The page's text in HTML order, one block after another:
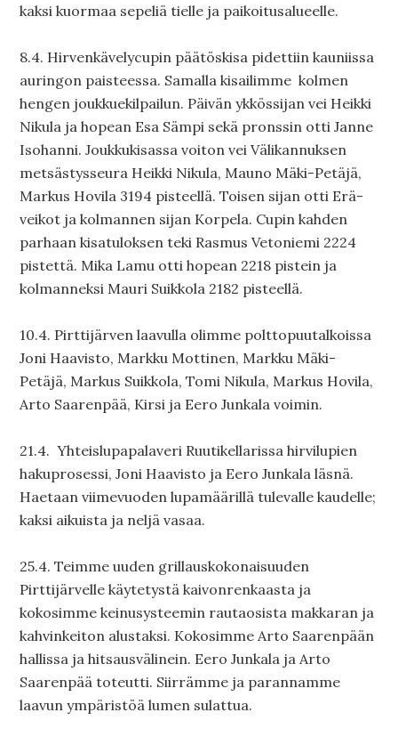
kaksi kuormaa sepeliä tielle ja paikoitusalueelle.
8.4. Hirvenkävelycupin päätöskisa pidettiin kauniissa
auringon paisteessa. Samalla kisailimme kolmen
hengen joukkuekilpailun. Päivän ykkössijan vei Heikki
Nikula ja hopean Esa Sämpi sekä pronssin otti Janne
Isohanni. Joukkukisassa voiton vei Välikannuksen
metsästysseura Heikki Nikula, Mauno Mäki-Petäjä,
Markus Hovila 3194 pisteellä. Toisen sijan otti Erä-
veikot ja kolmannen sijan Korpela. Cupin kahden
parhaan kisatuloksen teki Rasmus Vetoniemi 2224
pistettä. Mika Lamu otti hopean 2218 pistein ja
kolmanneksi Mauri Suikkola 2182 pisteellä.
10.4. Pirttijärven laavulla olimme polttopuutalkoissa
Joni Haavisto, Markku Mottinen, Markku Mäki-
Petäjä, Markus Suikkola, Tomi Nikula, Markus Hovila,
Arto Saarenpää, Kirsi ja Eero Junkala voimin.
21.4. Yhteislupapalaveri Ruutikellarissa hirvilupien
hakuprosessi, Joni Haavisto ja Eero Junkala läsnä.
Haetaan viimevuoden lupamäärillä tulevalle kaudelle;
kaksi aikuista ja neljä vasaa.
25.4. Teimme uuden grillauskokonaisuuden
Pirttijärvelle käytetystä kaivonrenkaasta ja
kokosimme keinusysteemin rautaosista makkaran ja
kahvinkeiton alustaksi. Kokosimme Arto Saarenpään
hallissa ja hitsausvälinein. Eero Junkala ja Arto
Saarenpää toteutti. Siirrämme ja parannamme
laavun ympäristöä lumen sulattua.